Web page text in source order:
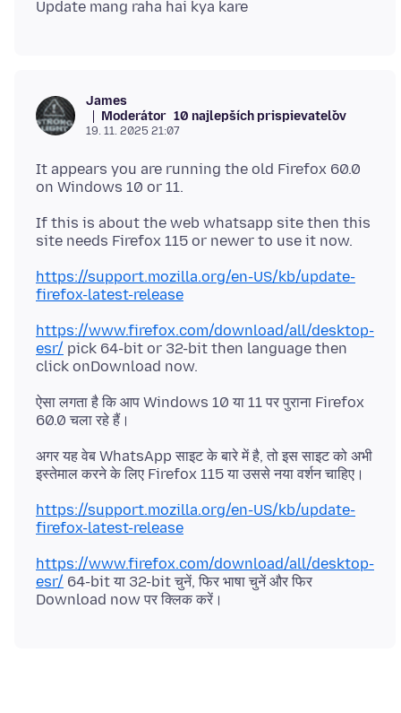
James
Moderátor 10 najlepších prispievateľov
19. 11. 2025 21:07
It appears you are running the old Firefox 60.0
If this is about the web whatsapp site then this
https://support.mozilla.org/en-US/kb/update-
firefox-latest-release
https://www.firefox.com/download/all/desktop-
esr/ pick 64-bit or 32-bit then language then
ऐसा लगता है कि आप Windows 10 या 11 पर पुराना Firefox
अगर यह वेब WhatsApp साइट के बारे में है, तो इस साइट को अभी
https://support.mozilla.org/en-US/kb/update-
firefox-latest-release
https://www.firefox.com/download/all/desktop-
esr/ 64-bit या 32-bit चुनें, फिर भाषा चुनें और फिर